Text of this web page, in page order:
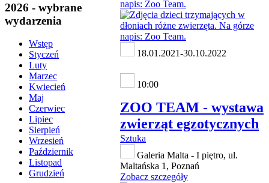
2026 - wybrane
wydarzenia
Wstęp
Styczeń
Luty
Marzec
Kwiecień
Maj
Czerwiec
Lipiec
Sierpień
Wrzesień
Październik
Listopad
Grudzień
18.01.2021-30.10.2022
10:00
ZOO TEAM - wystawa
zwierząt egzotycznych
Sztuka
Galeria Malta - I piętro, ul.
Maltańska 1, Poznań
Zobacz szczegóły